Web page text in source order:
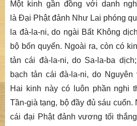
Một kinh gần đồng với danh
là Đại Phật đảnh Như Lai phóng
la đà-la-ni, do ngài Bất Không
bộ bốn quyển. Ngoài ra, còn có
tản cái đà-la-ni, do Sa-la-ba
bạch tản cái đà-la-ni, do Nguyên
Hai kinh này có luôn phần nghi
Tần-già tạng, bộ đầy đủ sáu cuốn.
cái đại Phật đảnh vương tối